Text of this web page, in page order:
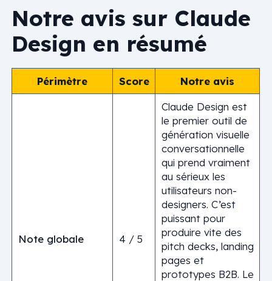
Notre avis sur Claude
Design en résumé
Périmètre Score Notre avis
Note globale 4 / 5
Claude Design est
le premier outil de
génération visuelle
conversationnelle
qui prend vraiment
au sérieux les
utilisateurs non-
designers. C’est
puissant pour
produire vite des
pitch decks, landing
pages et
prototypes B2B. Le